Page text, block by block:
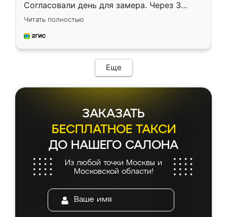
Согласовали день для замера. Через 3
недели кухня была уже готова. Остались
довольны работой. Спасибо Ренессанс
мебель за качественную работу!
Читать полностью
Еще
ЗАКАЗАТЬ
БЕСПЛАТНОЕ ТАКСИ
ДО НАШЕГО САЛОНА
Из любой точки Москвы и
Московской области!